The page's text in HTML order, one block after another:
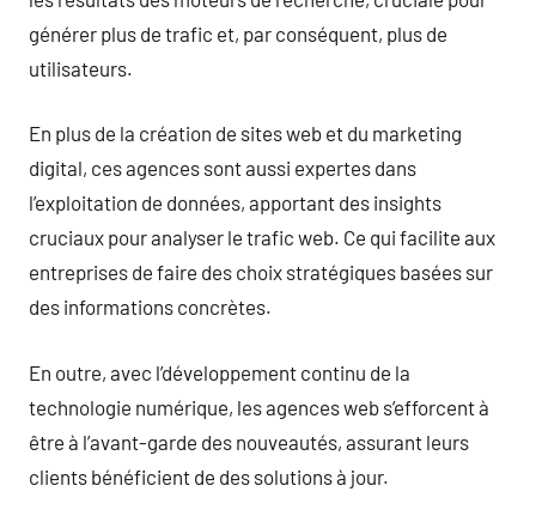
générer plus de trafic et, par conséquent, plus de
utilisateurs.
En plus de la création de sites web et du marketing
digital, ces agences sont aussi expertes dans
l’exploitation de données, apportant des insights
cruciaux pour analyser le trafic web. Ce qui facilite aux
entreprises de faire des choix stratégiques basées sur
des informations concrètes.
En outre, avec l’développement continu de la
technologie numérique, les agences web s’efforcent à
être à l’avant-garde des nouveautés, assurant leurs
clients bénéficient de des solutions à jour.